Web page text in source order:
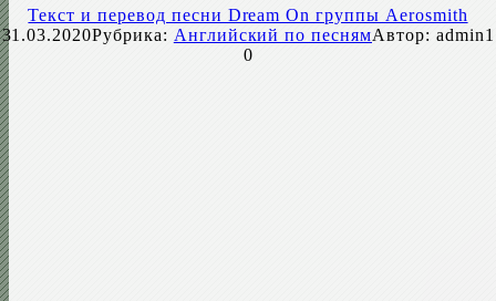
Текст и перевод песни Dream On группы Aerosmith
31.03.2020Рубрика: Английский по песнямАвтор: admin1
0